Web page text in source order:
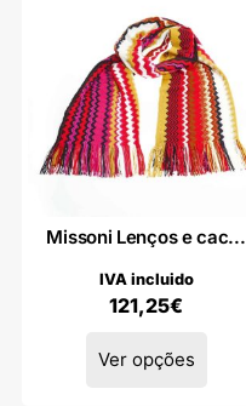
Missoni Lenços e cac...
121,25€
IVA incluido
Ver opções